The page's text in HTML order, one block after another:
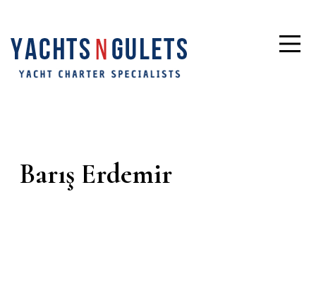
Barış Erdemir